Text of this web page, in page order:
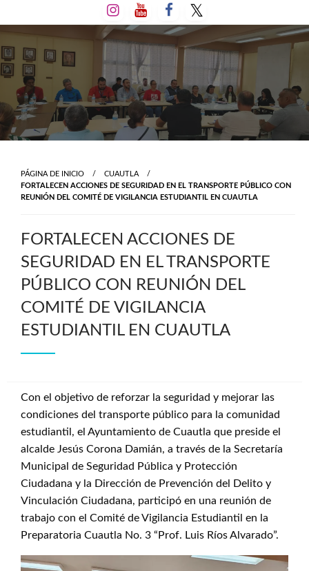
al
PÁGINA DE INICIO
CUAUTLA
FORTALECEN ACCIONES DE SEGURIDAD EN EL TRANSPORTE PÚBLICO CON
REUNIÓN DEL COMITÉ DE VIGILANCIA ESTUDIANTIL EN CUAUTLA
FORTALECEN ACCIONES DE
SEGURIDAD EN EL TRANSPORTE
PÚBLICO CON REUNIÓN DEL
COMITÉ DE VIGILANCIA
ESTUDIANTIL EN CUAUTLA
Con el objetivo de reforzar la seguridad y mejorar las
condiciones del transporte público para la comunidad
estudiantil, el Ayuntamiento de Cuautla que preside el
alcalde Jesús Corona Damián, a través de la Secretaría
Municipal de Seguridad Pública y Protección
Ciudadana y la Dirección de Prevención del Delito y
Vinculación Ciudadana, participó en una reunión de
trabajo con el Comité de Vigilancia Estudiantil en la
Preparatoria Cuautla No. 3 “Prof. Luis Ríos Alvarado”.